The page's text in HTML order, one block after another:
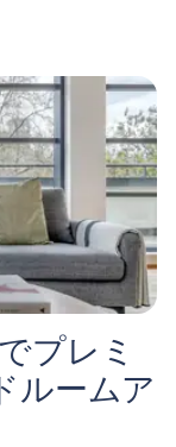
プレミ
ルームア